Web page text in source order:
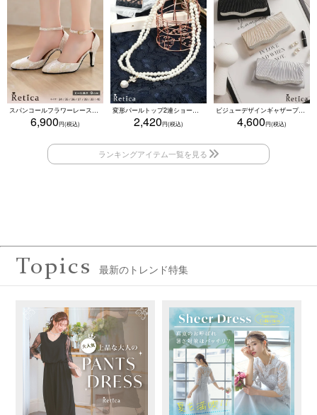
スパンコールフラワーレースアンクルストラップハイヒールセパレートパンプス (ベージュ)
6,900
変形パールトップ2連ショートパールネックレス(ホワイト)
2,420
ビジューデザインギャザープリーツ入り2wayバッグ(ベージュ/シルバー/ブラック)
4,600
Topics 最新のトレンド特集